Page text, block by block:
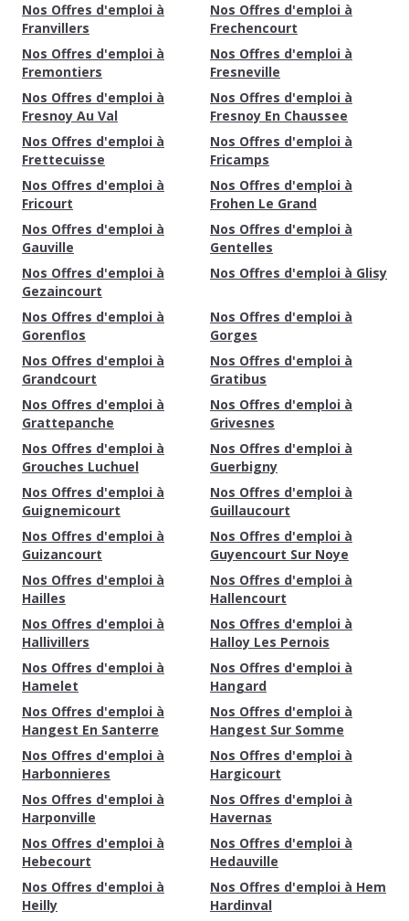
Nos Offres d'emploi à
Franvillers
Nos Offres d'emploi à
Frechencourt
Nos Offres d'emploi à
Fremontiers
Nos Offres d'emploi à
Fresneville
Nos Offres d'emploi à
Fresnoy Au Val
Nos Offres d'emploi à
Fresnoy En Chaussee
Nos Offres d'emploi à
Frettecuisse
Nos Offres d'emploi à
Fricamps
Nos Offres d'emploi à
Fricourt
Nos Offres d'emploi à
Frohen Le Grand
Nos Offres d'emploi à
Gauville
Nos Offres d'emploi à
Gentelles
Nos Offres d'emploi à
Gezaincourt
Nos Offres d'emploi à Glisy
Nos Offres d'emploi à
Gorenflos
Nos Offres d'emploi à
Gorges
Nos Offres d'emploi à
Grandcourt
Nos Offres d'emploi à
Gratibus
Nos Offres d'emploi à
Grattepanche
Nos Offres d'emploi à
Grivesnes
Nos Offres d'emploi à
Grouches Luchuel
Nos Offres d'emploi à
Guerbigny
Nos Offres d'emploi à
Guignemicourt
Nos Offres d'emploi à
Guillaucourt
Nos Offres d'emploi à
Guizancourt
Nos Offres d'emploi à
Guyencourt Sur Noye
Nos Offres d'emploi à
Hailles
Nos Offres d'emploi à
Hallencourt
Nos Offres d'emploi à
Hallivillers
Nos Offres d'emploi à
Halloy Les Pernois
Nos Offres d'emploi à
Hamelet
Nos Offres d'emploi à
Hangard
Nos Offres d'emploi à
Hangest En Santerre
Nos Offres d'emploi à
Hangest Sur Somme
Nos Offres d'emploi à
Harbonnieres
Nos Offres d'emploi à
Hargicourt
Nos Offres d'emploi à
Harponville
Nos Offres d'emploi à
Havernas
Nos Offres d'emploi à
Hebecourt
Nos Offres d'emploi à
Hedauville
Nos Offres d'emploi à
Heilly
Nos Offres d'emploi à Hem
Hardinval